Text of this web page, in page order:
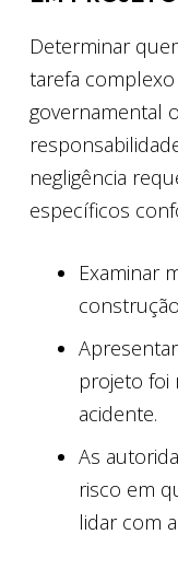
Determinar
tarefa complexo
governamental
negligência
específicos
Examinar
projeto foi
acidente.
As
risco em
lidar com